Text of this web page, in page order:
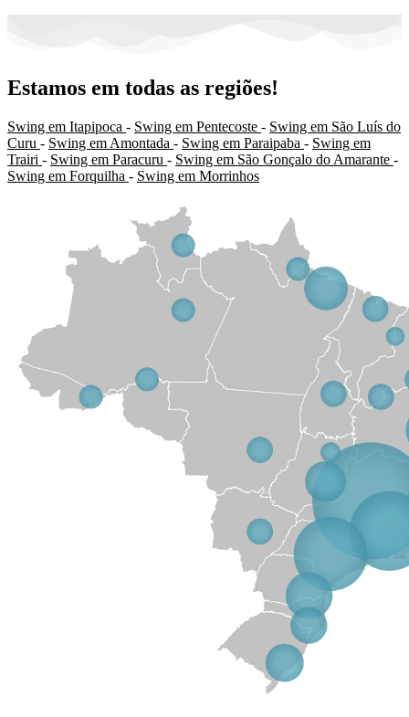
Estamos em todas as regiões!
Swing em Itapipoca - Swing em Pentecoste - Swing em São Luís do
Curu - Swing em Amontada - Swing em Paraipaba - Swing em
Trairi - Swing em Paracuru - Swing em São Gonçalo do Amarante -
Swing em Forquilha - Swing em Morrinhos